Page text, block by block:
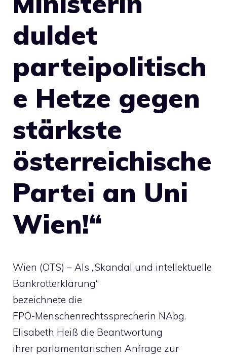
duldet
parteipolitisch
e Hetze gegen
stärkste
österreichische
Partei an Uni
Wien!“
Wien (OTS) – Als „Skandal und intellektuelle
Bankrotterklärung“
bezeichnete die
FPÖ-Menschenrechtssprecherin NAbg.
Elisabeth Heiß die Beantwortung
ihrer parlamentarischen Anfrage zur